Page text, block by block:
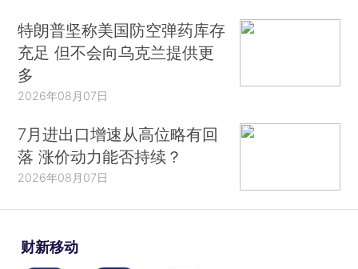
特朗普坚称美国防空弹药库存
充足 但不会向乌克兰提供更
多
2026年08月07日
7月进出口增速从高位略有回
落 涨价动力能否持续？
2026年08月07日
财新移动